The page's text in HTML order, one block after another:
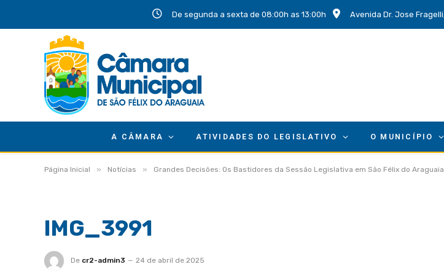
De segunda a sexta de 08:00h as 13:00h Avenida Dr. Jose
A CÂMARA ATIVIDADES DO LEGISLATIVO O MUNICÍPIO
Página Inicial » Notícias » Grandes Decisões: Os Bastidores da Sessão Legislativa em São Félix do Araguaia
IMG_3991
De cr2-admin3 24 de abril de 2025